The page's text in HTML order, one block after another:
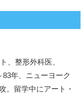
、整形外科医、
年、ニューヨーク
。留学中にアート・